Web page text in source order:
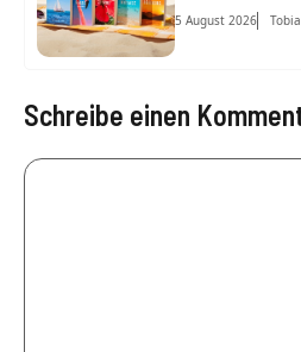
5 August 2026
Schreibe einen
Kommentar